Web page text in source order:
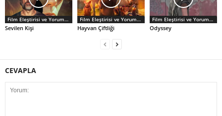
Film Eleştirisi ve Yorumlar
Sevilen Kişi
Film Eleştirisi ve Yorumlar
Hayvan Çiftliği
Film Eleştirisi ve Yorumlar
Odyssey
CEVAPLA